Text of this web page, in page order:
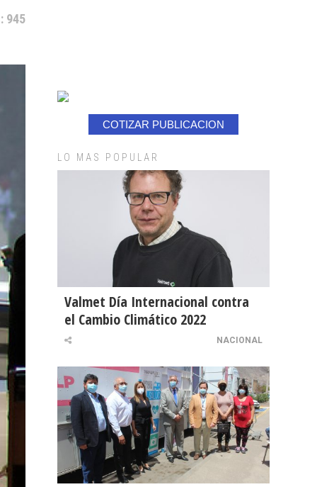
945
COTIZAR PUBLICACION
LO MAS POPULAR
Valmet Día Internacional contra
el Cambio Climático 2022
NACIONAL